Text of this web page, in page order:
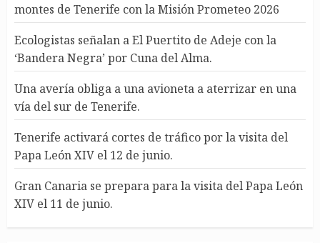
montes de Tenerife con la Misión Prometeo 2026
Ecologistas señalan a El Puertito de Adeje con la
‘Bandera Negra’ por Cuna del Alma.
Una avería obliga a una avioneta a aterrizar en una
vía del sur de Tenerife.
Tenerife activará cortes de tráfico por la visita del
Papa León XIV el 12 de junio.
Gran Canaria se prepara para la visita del Papa León
XIV el 11 de junio.